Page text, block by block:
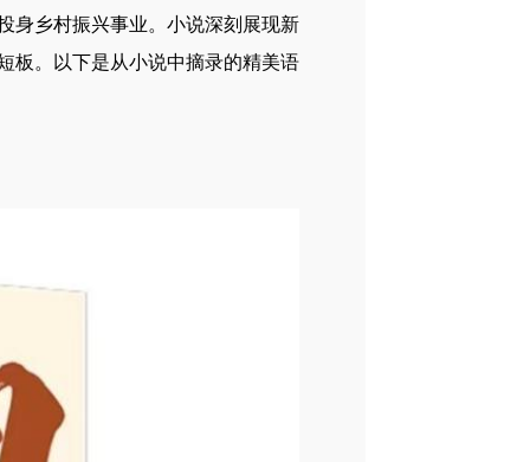
身乡村振兴事业。小说深刻展现新
板。以下是从小说中摘录的精美语